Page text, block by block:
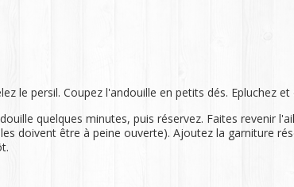
le persil. Coupez l'andouille en petits dés. Epluchez
quelques minutes, puis réservez. Faites revenir
doivent être à peine ouverte). Ajoutez la garniture